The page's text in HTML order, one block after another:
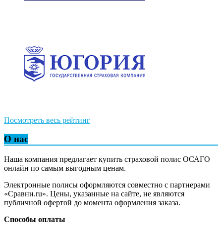
Посмотреть весь рейтинг
О нас
Наша компания предлагает купить страховой полис ОСАГО
онлайн по самым выгодным ценам.
Электронные полисы оформляются совместно с партнерами
«Сравни.ru». Цены, указанные на сайте, не являются
публичной офертой до момента оформления заказа.
Способы оплаты